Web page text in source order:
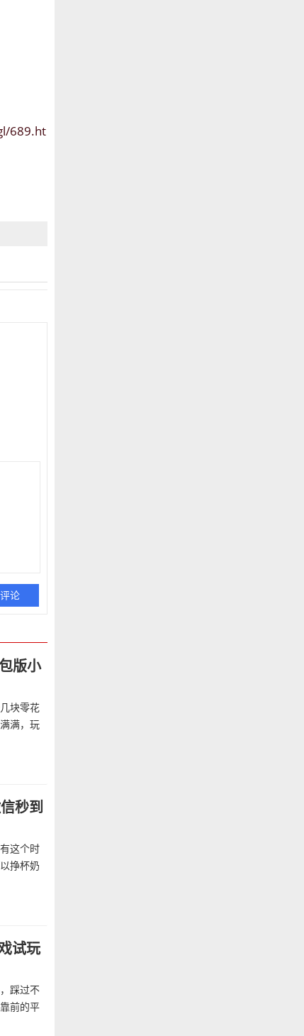
689.ht
版小
块零花
满，玩
秒到
这个时
挣杯奶
试玩
踩过不
前的平